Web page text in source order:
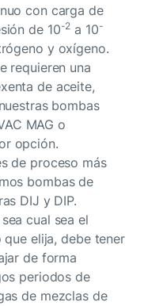
con carga de
de 10-2 a 10-
y oxígeno.
requieren una
de aceite,
bombas
MAG o
opción.
de proceso más
bombas de
DIJ y DIP.
cual sea el
elija, debe tener
de forma
periodos de
de mezclas de